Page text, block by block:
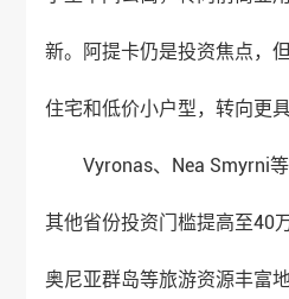
新。阿提卡仍是投资焦点，
住宅和低价小户型，转向更
Vyronas、Nea Smyrni
其他省份投资门槛提高至40
奥尼亚群岛等旅游资源丰富